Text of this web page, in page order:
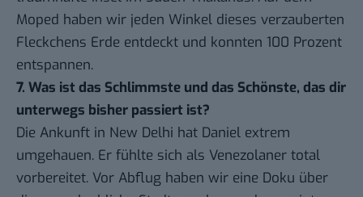
Moped haben wir jeden Winkel dieses verzauberten
Fleckchens Erde entdeckt und konnten 100 Prozent
entspannen.
7. Was ist das Schlimmste und das Schönste, das dir
unterwegs bisher passiert ist?
Die Ankunft in New Delhi hat Daniel extrem
umgehauen. Er fühlte sich als Venezolaner total
vorbereitet. Vor Abflug haben wir eine Doku über